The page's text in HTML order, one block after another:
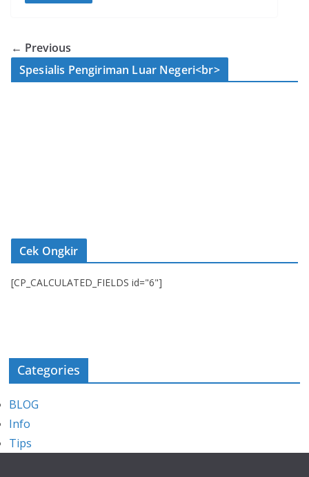
← Previous
Spesialis Pengiriman Luar Negeri<br>
Cek Ongkir
[CP_CALCULATED_FIELDS id="6"]
Categories
BLOG
Info
Tips